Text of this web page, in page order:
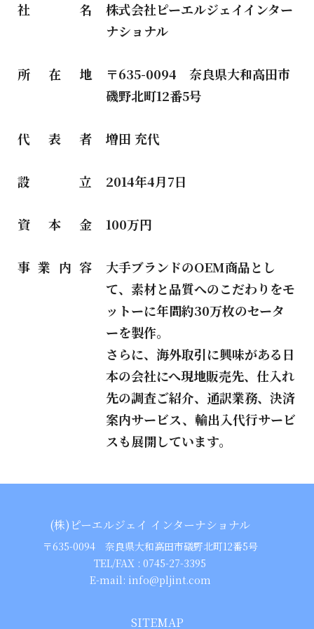
社名
株式会社ピーエルジェイインター
ナショナル
所在地
〒635-0094 奈良県大和高田市
磯野北町12番5号
代表者 増田 充代
設立 2014年4月7日
資本金 100万円
事業内容
大手ブランドのOEM商品とし
て、素材と品質へのこだわりをモ
ットーに年間約30万枚のセータ
ーを製作。
さらに、海外取引に興味がある日
本の会社にへ現地販売先、仕入れ
先の調査ご紹介、通訳業務、決済
案内サービス、輸出入代行サービ
スも展開しています。
(株)ピーエルジェイ インターナショナル
〒635-0094 奈良県大和高田市礒野北町12番5号
TEL/FAX : 0745-27-3395
E-mail: info@pljint.com
SITEMAP